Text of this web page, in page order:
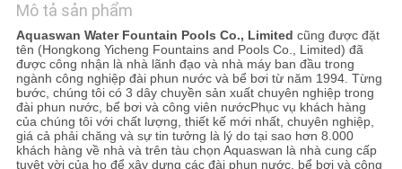
SƠ
ĐỒ
TRANG
WEB
Mô tả sản phẩm
Aquaswan Water Fountain Pools Co., Limited cũng được đặt
tên (Hongkong Yicheng Fountains and Pools Co., Limited) đã
được công nhận là nhà lãnh đạo và nhà máy ban đầu trong
ngành công nghiệp đài phun nước và bể bơi từ năm 1994. Từng
bước, chúng tôi có 3 dây chuyền sản xuất chuyên nghiệp trong
đài phun nước, bể bơi và công viên nướcPhục vụ khách hàng
của chúng tôi với chất lượng, thiết kế mới nhất, chuyên nghiệp,
giá cả phải chăng và sự tin tưởng là lý do tại sao hơn 8.000
khách hàng về nhà và trên tàu chọn Aquaswan là nhà cung cấp
tuyệt vời của họ để xây dựng các đài phun nước, bể bơi và công